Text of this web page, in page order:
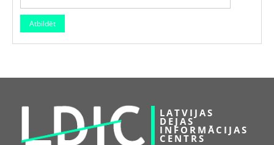
LATVIJAS
DEJAS
INFORMĀCIJAS
CENTRS